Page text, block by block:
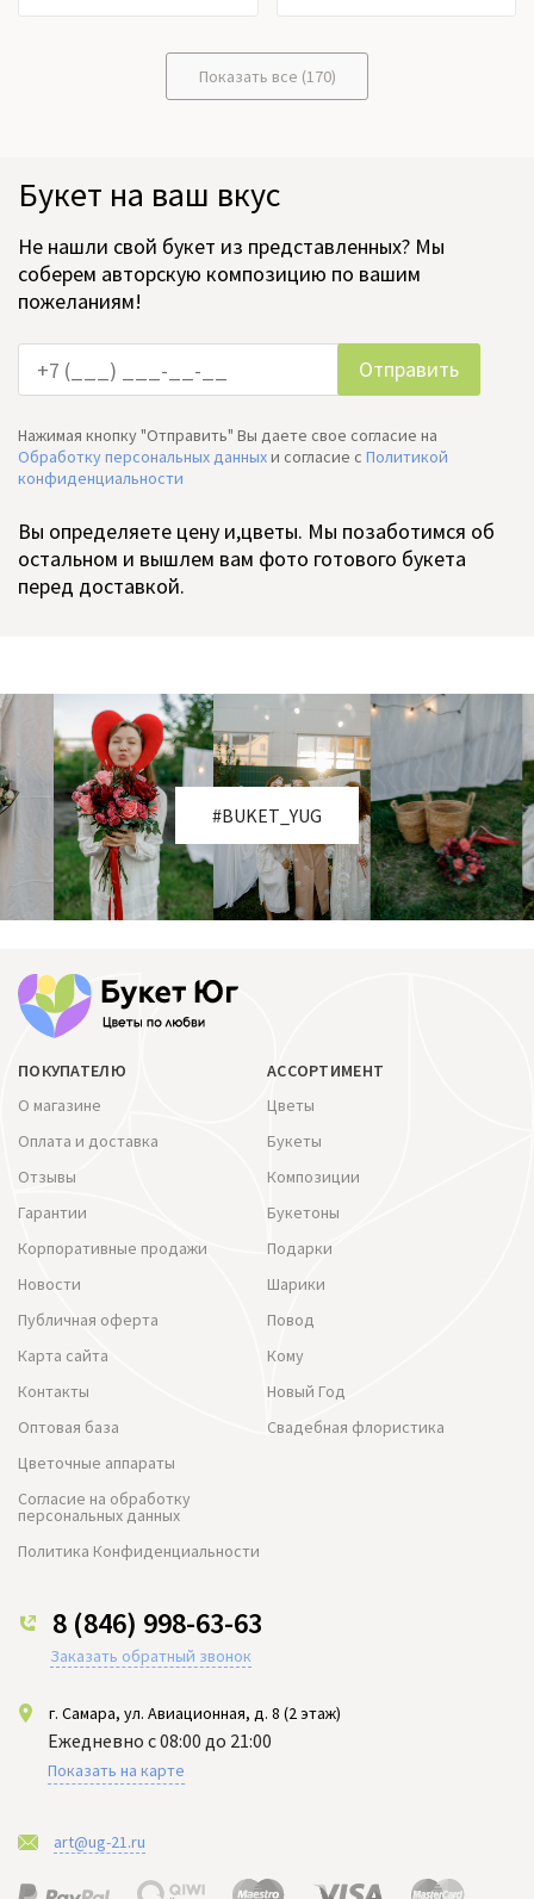
Показать все (170)
Букет на ваш вкус
Не нашли свой букет из представленных? Мы
соберем авторскую композицию по вашим
пожеланиям!
Нажимая кнопку "Отправить" Вы даете свое согласие на
Обработку персональных данныхи согласие c Политикой
конфиденциальности
Вы определяете цену и,цветы. Мы позаботимся об
остальном и вышлем вам фото готового букета
перед доставкой.
#BUKET_YUG
ПОКУПАТЕЛЮ
О магазине
Оплата и доставка
Отзывы
Гарантии
Корпоративные продажи
Новости
Публичная оферта
Карта сайта
Контакты
Оптовая база
Цветочные аппараты
Согласие на обработку
персональных данных
Политика Конфиденциальности
АССОРТИМЕНТ
Цветы
Букеты
Композиции
Букетоны
Подарки
Шарики
Повод
Кому
Новый Год
Свадебная флористика
8 (846) 998-63-63
Заказать обратный звонок
г. Самара, ул. Авиационная, д. 8 (2 этаж)
Ежедневно с 08:00 до 21:00
Показать на карте
art@ug-21.ru